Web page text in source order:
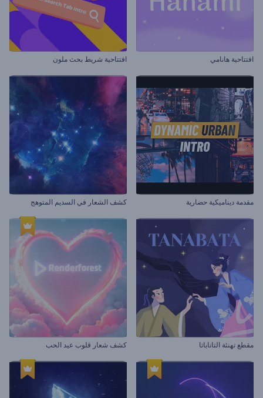
افتتاحية هانامي افتتاحية شريط بحث ملون
مقدمة ديناميكية حضارية كشف الشعار في السديم المتوهج
مقطع تهنئة التاناباتا كشف شعار قلوب عيد الحب